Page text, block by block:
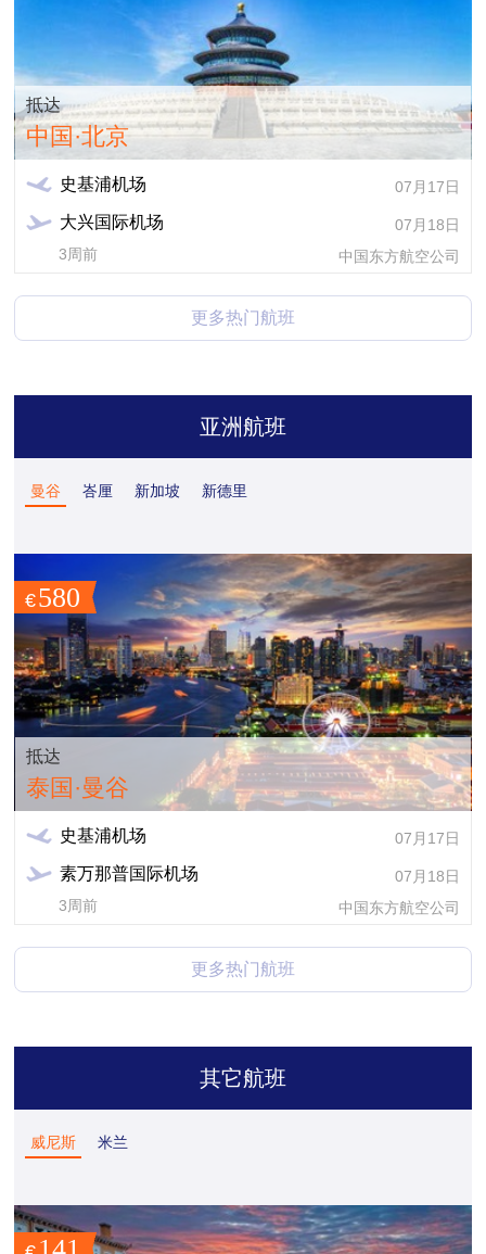
抵达
中国·北京
史基浦机场 07月17日
大兴国际机场
07月18日
3周前
中国东方航空公司
更多热门航班
亚洲航班
曼谷 峇厘 新加坡 新德里
€580
抵达
泰国·曼谷
史基浦机场 07月17日
素万那普国际机场
07月18日
3周前
中国东方航空公司
更多热门航班
其它航班
威尼斯 米兰